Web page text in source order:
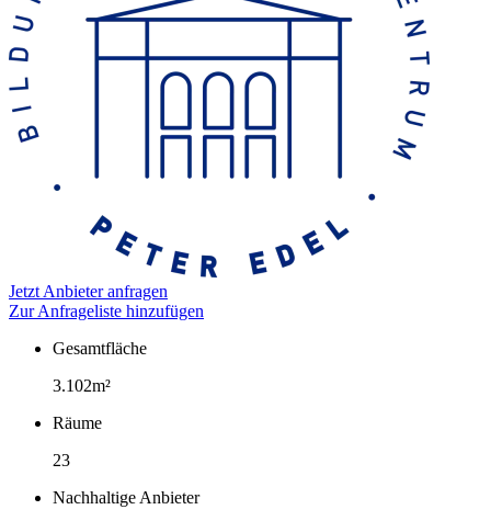
Jetzt Anbieter anfragen
Zur Anfrageliste hinzufügen
Fakten
Gesamtfläche
3.102m²
Räume
23
Nachhaltige Anbieter